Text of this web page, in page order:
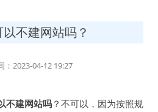
不建网站吗？
2023-04-12 19:27
不建网站吗？不可以，因为按照规